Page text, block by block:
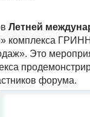
Летней
комплекса
Это
форума.